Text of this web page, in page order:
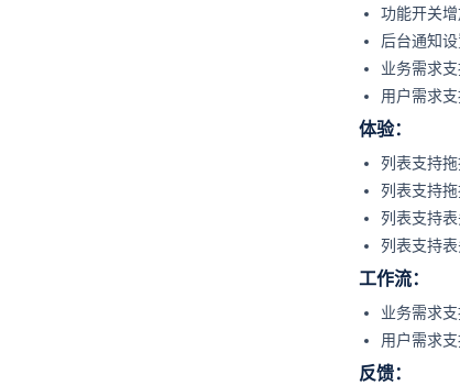
功能开关
后台通知
业务需求
用户需求
体验：
列表支持
列表支持
列表支持
列表支持
工作流：
业务需求支
用户需求支
反馈：